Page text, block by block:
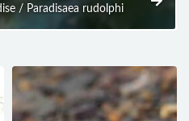
/ Paradisaea rudolphi